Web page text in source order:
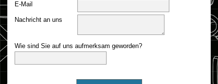
E-Mail
Nachricht an uns
Wie sind Sie auf uns aufmerksam geworden?